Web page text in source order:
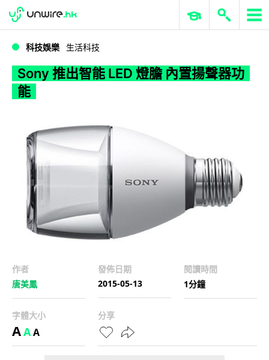
Sony 推出智能 LED 燈膽 內置揚聲器功能
WWDC 2026 ERP 與商業 AI
科技娛樂 生活科技
Sony 推出智能 LED 燈膽 內置揚聲器功
能
作者
唐美鳳
發佈日期
2015-05-13
閱讀時間
1分鐘
字體大小
AAA
分享